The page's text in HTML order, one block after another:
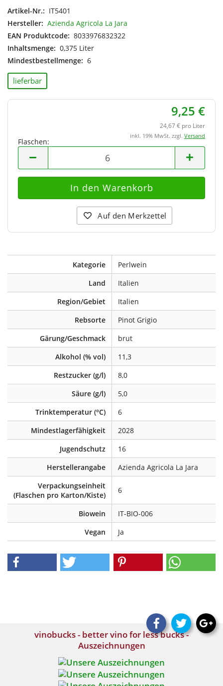
Artikel-Nr.: IT5401
Hersteller: Azienda Agricola La Jara
EAN Produktcode: 8033976832322
Inhaltsmenge: 0,375 Liter
Mindestbestellmenge: 6
lieferbar
9,25 €
24,67 € pro Liter
inkl. 19% MwSt. zzgl. Versand
Flaschen:
Flaschen
Auf den Merkzettel
Kategorie
Perlwein
Land
Italien
Region/Gebiet
Italien
Rebsorte
Pinot Grigio
Gärung/Geschmack
brut
Alkohol (% vol)
11,3
Restzucker (g/l)
8,0
Säure (g/l)
5,0
Trinktemperatur (°C)
6
Mindestlagerfähigkeit
2028
Jugendschutz
16
Herstellerangabe
Azienda Agricola La Jara
Verpackungseinheit
(Flaschen pro Karton/Kiste)
6
Biowein
IT-BIO-006
Vegan
Ja
vinobucks - better vino for less bucks -
Auszeichnungen